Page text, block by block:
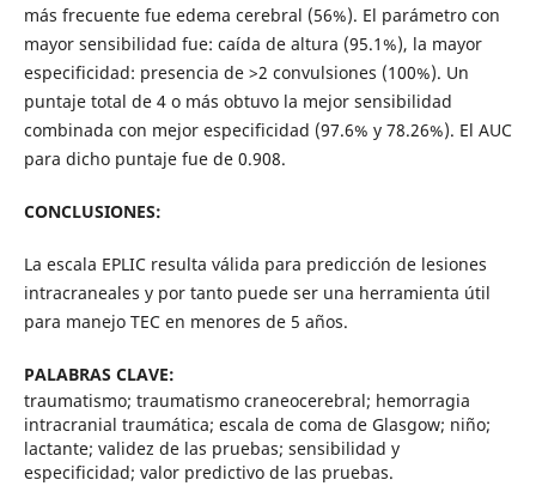
más frecuente fue edema cerebral (56%). El parámetro con
mayor sensibilidad fue: caída de altura (95.1%), la mayor
especificidad: presencia de >2 convulsiones (100%). Un
puntaje total de 4 o más obtuvo la mejor sensibilidad
combinada con mejor especificidad (97.6% y 78.26%). El AUC
para dicho puntaje fue de 0.908.
CONCLUSIONES:
La escala EPLIC resulta válida para predicción de lesiones
intracraneales y por tanto puede ser una herramienta útil
para manejo TEC en menores de 5 años.
PALABRAS CLAVE:
traumatismo; traumatismo craneocerebral; hemorragia
intracranial traumática; escala de coma de Glasgow; niño;
lactante; validez de las pruebas; sensibilidad y
especificidad; valor predictivo de las pruebas.